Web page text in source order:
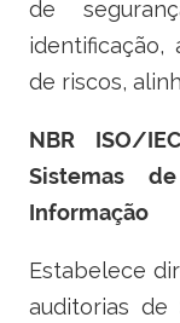
de
identificação,
de riscos,
NBR ISO/
Sistemas
Informação
Estabelece
auditorias de